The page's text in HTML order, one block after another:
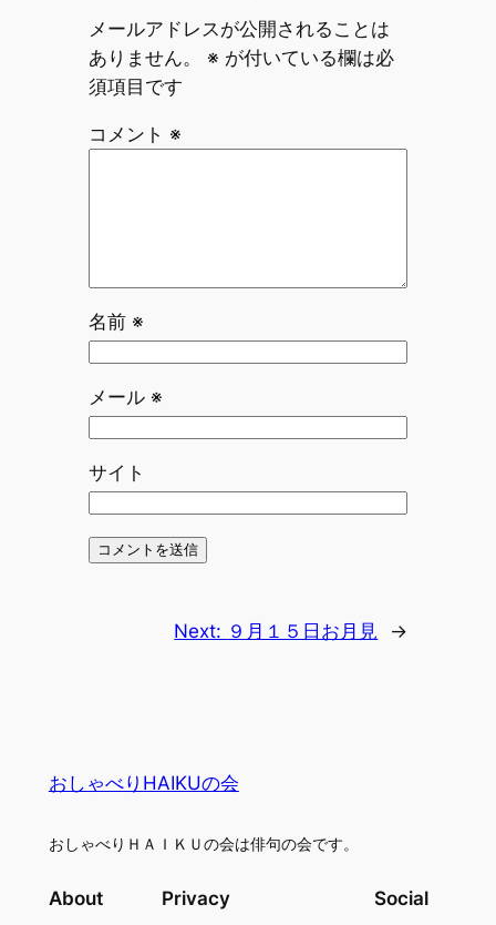
メールアドレスが公開されることは
ありません。
※ が付いている欄は必
須項目です
コメント ※
名前 ※
メール ※
サイト
Next: ９月１５日お月見 →
おしゃべりHAIKUの会
おしゃべりＨＡＩＫＵの会は俳句の会です。
About Privacy Social